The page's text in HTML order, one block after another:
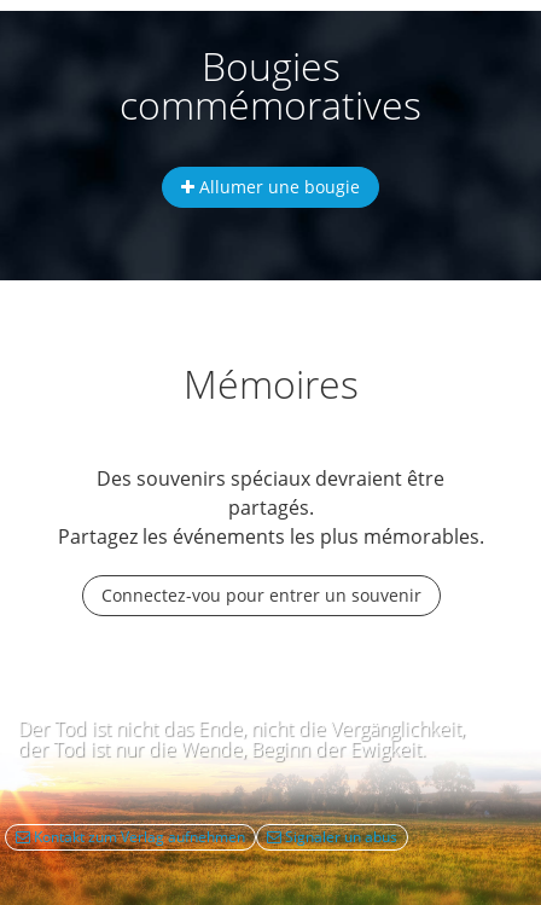
Bougies
commémoratives
Allumer une bougie
Mémoires
Des souvenirs spéciaux devraient être
partagés.
Partagez les événements les plus mémorables.
Connectez-vou pour entrer un souvenir
Der Tod ist nicht das Ende, nicht die Vergänglichkeit,
der Tod ist nur die Wende, Beginn der Ewigkeit.
Kontakt zum Verlag aufnehmen Signaler un abus